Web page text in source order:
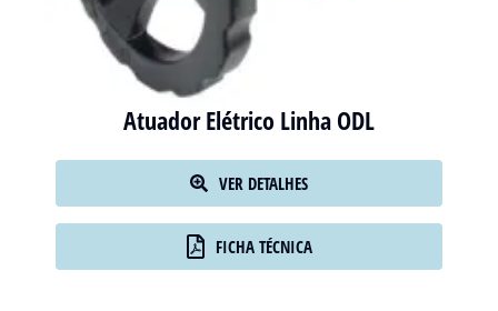
Atuador Elétrico Linha ODL
VER DETALHES
FICHA TÉCNICA